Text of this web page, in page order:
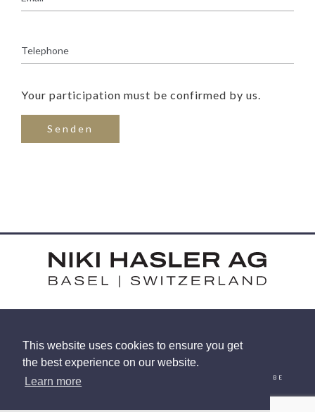
This website uses cookies to ensure you get
the best experience on our website.
Learn more
Your participation must be confirmed by us.
HARDSTRASSE 15 - CH-4052 BASEL
EMAIL YOUTUBE